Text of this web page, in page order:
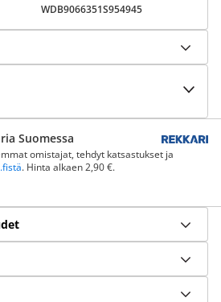
WDB9066351S954945
Suomessa
omistajat, tehdyt katsastukset ja
. Hinta alkaen 2,90 €.